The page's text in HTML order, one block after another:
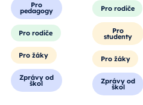
Pro
pedagogy
Pro rodiče
Pro žáky
Zprávy od
škol
Pro rodiče
Pro
studenty
Pro žáky
Zprávy od
škol